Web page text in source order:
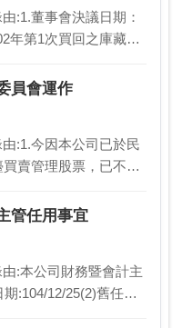
:1.董事會決議日期：
年第1次買回之庫藏
員會運作
:1.今因本公司已於民
賣管理股票，已不適
管任用事宜
:本公司財務暨會計主
:104/12/25(2)舊任者